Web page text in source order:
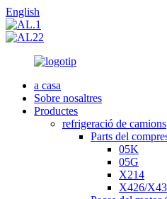
English
a casa
Sobre nosaltres
Productes
refrigeració de camions
Parts del
05K
05G
X214
X426/